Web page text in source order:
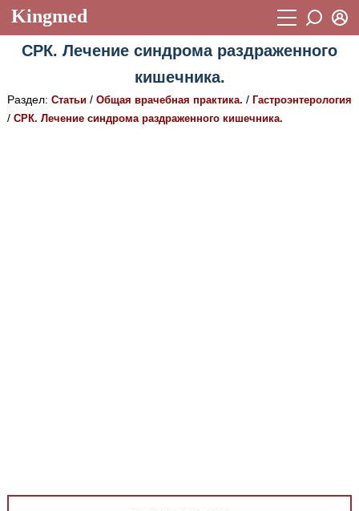
Kingmed
Учебный материал
Фотогалерея (1906)
Пароль
СРК. Лечение синдрома раздраженного
кишечника.
Раздел: Статьи/ Общая врачебная практика. / Гастроэнтерология
/ СРК. Лечение синдрома раздраженного кишечника.